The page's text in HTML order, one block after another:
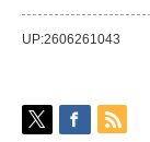
UP:2606261043